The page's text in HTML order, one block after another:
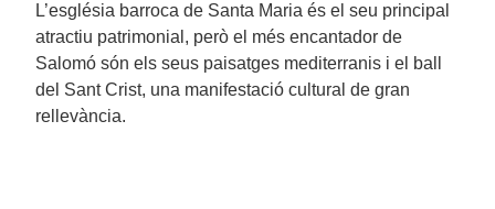
L’església barroca de Santa Maria és el seu principal
atractiu patrimonial, però el més encantador de
Salomó són els seus paisatges mediterranis i el ball
del Sant Crist, una manifestació cultural de gran
rellevància.